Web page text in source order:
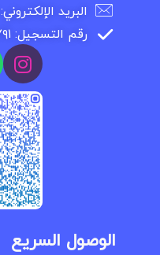
البريد الإلكتروني: info@mikashenergy.com
رقم التسجيل: ٩٠٥٧٩١
الوصول السريع